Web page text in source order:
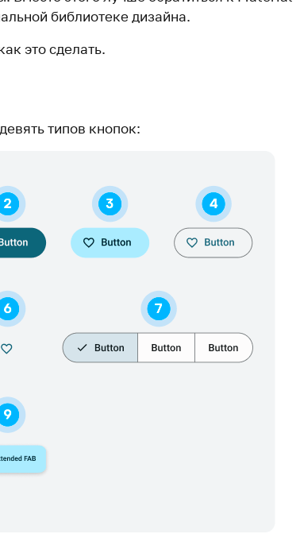
библиотеке дизайна.
это сделать.
типов кнопок: